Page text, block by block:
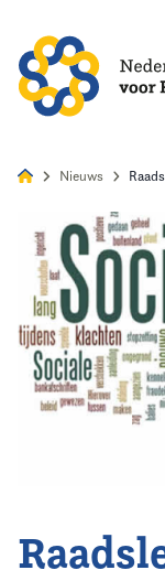
Home
Agenda
Nieuws
Opleiding
Vereniging
Nieuws